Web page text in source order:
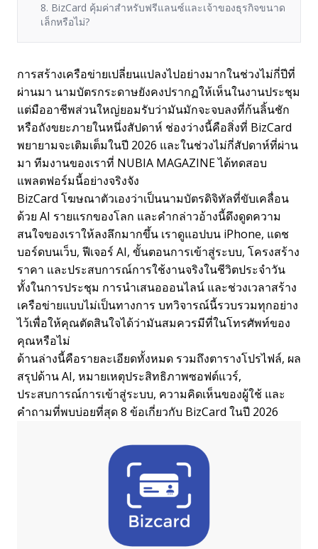
8. BizCard คุ้มค่าสำหรับฟรีแลนซ์และเจ้าของธุรกิจขนาด
เล็กหรือไม่?
การสร้างเครือข่ายเปลี่ยนแปลงไปอย่างมากในช่วงไม่กี่ปีที่
ผ่านมา นามบัตรกระดาษยังคงปรากฏให้เห็นในงานประชุม
แต่มืออาชีพส่วนใหญ่ยอมรับว่ามันมักจะจบลงที่ก้นลิ้นชัก
หรือถังขยะภายในหนึ่งสัปดาห์ ช่องว่างนี้คือสิ่งที่ BizCard
พยายามจะเติมเต็มในปี 2026 และในช่วงไม่กี่สัปดาห์ที่ผ่าน
มา ทีมงานของเราที่ NUBIA MAGAZINE ได้ทดสอบ
แพลตฟอร์มนี้อย่างจริงจัง
BizCard โฆษณาตัวเองว่าเป็นนามบัตรดิจิทัลที่ขับเคลื่อน
ด้วย AI รายแรกของโลก และคำกล่าวอ้างนี้ดึงดูดความ
สนใจของเราให้ลงลึกมากขึ้น เราดูแอปบน iPhone, แดช
บอร์ดบนเว็บ, ฟีเจอร์ AI, ขั้นตอนการเข้าสู่ระบบ, โครงสร้าง
ราคา และประสบการณ์การใช้งานจริงในชีวิตประจำวัน
ทั้งในการประชุม การนำเสนอออนไลน์ และช่วงเวลาสร้าง
เครือข่ายแบบไม่เป็นทางการ บทวิจารณ์นี้รวบรวมทุกอย่าง
ไว้เพื่อให้คุณตัดสินใจได้ว่ามันสมควรมีที่ในโทรศัพท์ของ
คุณหรือไม่
ด้านล่างนี้คือรายละเอียดทั้งหมด รวมถึงตารางโปรไฟล์, ผล
สรุปด้าน AI, หมายเหตุประสิทธิภาพซอฟต์แวร์,
ประสบการณ์การเข้าสู่ระบบ, ความคิดเห็นของผู้ใช้ และ
คำถามที่พบบ่อยที่สุด 8 ข้อเกี่ยวกับ BizCard ในปี 2026